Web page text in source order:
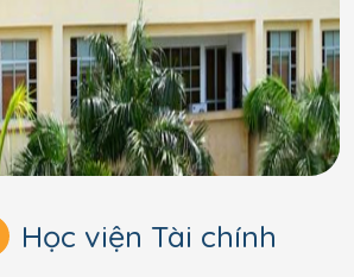
Học viện Tài chính